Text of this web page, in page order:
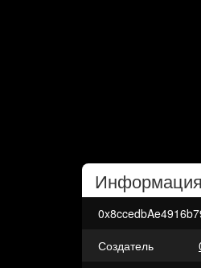
Создатель